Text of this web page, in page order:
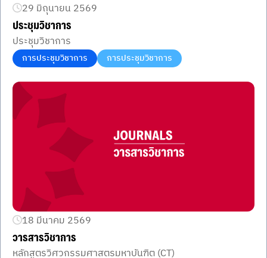
29 มิถุนายน 2569
ประชุมวิชาการ
ประชุมวิชาการ
การประชุมวิชาการ การประชุมวิชาการ
18 มีนาคม 2569
วารสารวิชาการ
หลักสูตรวิศวกรรมศาสตรมหาบันฑิต (CT)